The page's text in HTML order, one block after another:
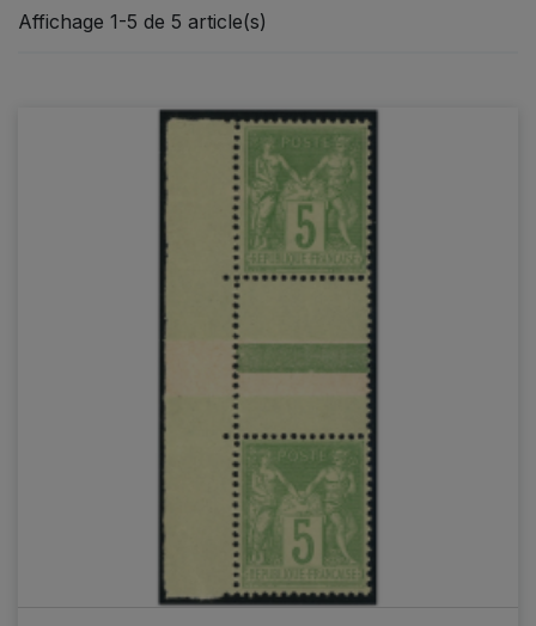
Affichage 1-5 de 5 article(s)